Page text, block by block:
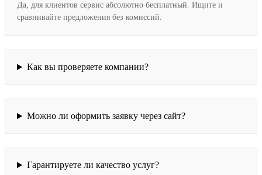
Да, для клиентов сервис абсолютно бесплатный. Ищите и
сравнивайте предложения без комиссий.
Как вы проверяете компании?
Можно ли оформить заявку через сайт?
Гарантируете ли качество услуг?